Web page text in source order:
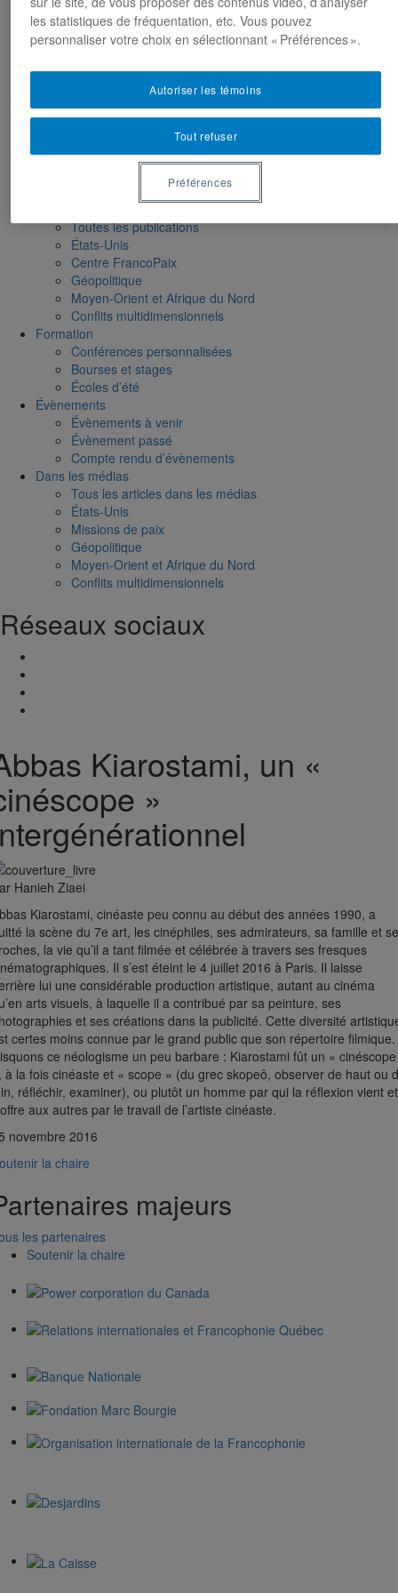
Moyen-Orient et Afrique du Nord
Conflits multidimensionnels
Accueil
Répertoire
États-Unis
Centre FrancoPaix
Géopolitique
Conflits multidimensionnels
Toutes les publications
États-Unis
Centre FrancoPaix
Géopolitique
Moyen-Orient et Afrique du Nord
Conflits multidimensionnels
Formation
Conférences personnalisées
Bourses et stages
Écoles d’été
Évènements
Évènements à venir
Évènement passé
Compte rendu d’évènements
Dans les médias
Tous les articles dans les médias
États-Unis
Missions de paix
Géopolitique
Moyen-Orient et Afrique du Nord
Conflits multidimensionnels
Réseaux sociaux
Kiarostami, un «
»
Hanieh Ziaei
Kiarostami, cinéaste peu connu au début des années 1990, a
la scène du 7e art, les cinéphiles, ses admirateurs, sa famille et
la vie qu’il a tant filmée et célébrée à travers ses fresques
Il s’est éteint le 4 juillet 2016 à Paris. Il laisse
lui une considérable production artistique, autant au cinéma
arts visuels, à laquelle il a contribué par sa peinture, ses
et ses créations dans la publicité. Cette diversité
certes moins connue par le grand public que son répertoire filmique.
ce néologisme un peu barbare : Kiarostami fût un « cinéscope
à la fois cinéaste et « scope » (du grec skopeô, observer de haut ou
réfléchir, examiner), ou plutôt un homme par qui la réflexion vient et
aux autres par le travail de l’artiste cinéaste.
novembre 2016
la chaire
majeurs
les partenaires
Soutenir la chaire
les statistiques de fréquentation, etc. Vous pouvez
personnaliser votre choix en sélectionnant « Préférences ».
Tout refuser
Autoriser les témoins
Préférences